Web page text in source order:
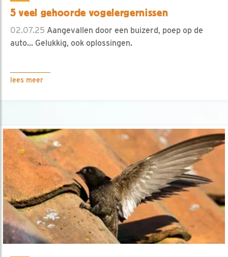
5 veel gehoorde vogelergernissen
02.07.25 Aangevallen door een buizerd, poep op de
auto... Gelukkig, ook oplossingen.
lees meer